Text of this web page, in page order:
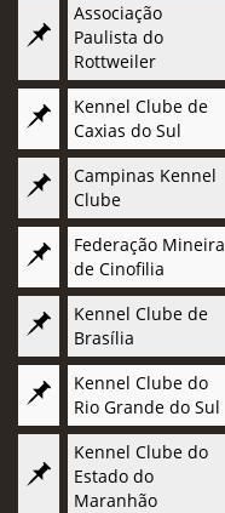
Associação
Paulista do
Rottweiler
Kennel Clube de
Caxias do Sul
Campinas Kennel
Clube
Federação Mineira
de Cinofilia
Kennel Clube de
Brasília
Kennel Clube do
Rio Grande do Sul
Kennel Clube do
Estado do
Maranhão